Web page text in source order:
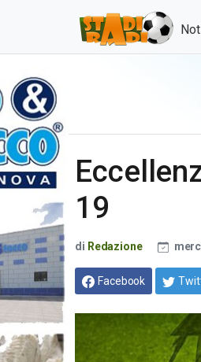
19
di Redazione
Facebook